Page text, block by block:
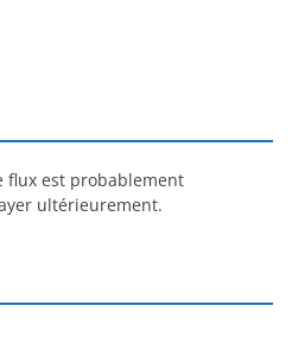
flux est probablement
ultérieurement.